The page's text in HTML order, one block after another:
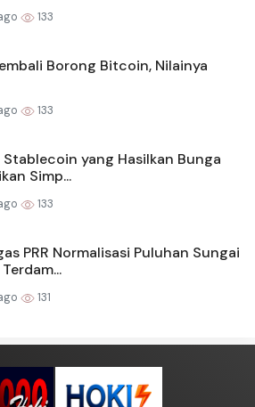
133
Borong Bitcoin, Nilainya
133
yang Hasilkan Bunga
Simp...
133
PRR Normalisasi Puluhan Sungai
131